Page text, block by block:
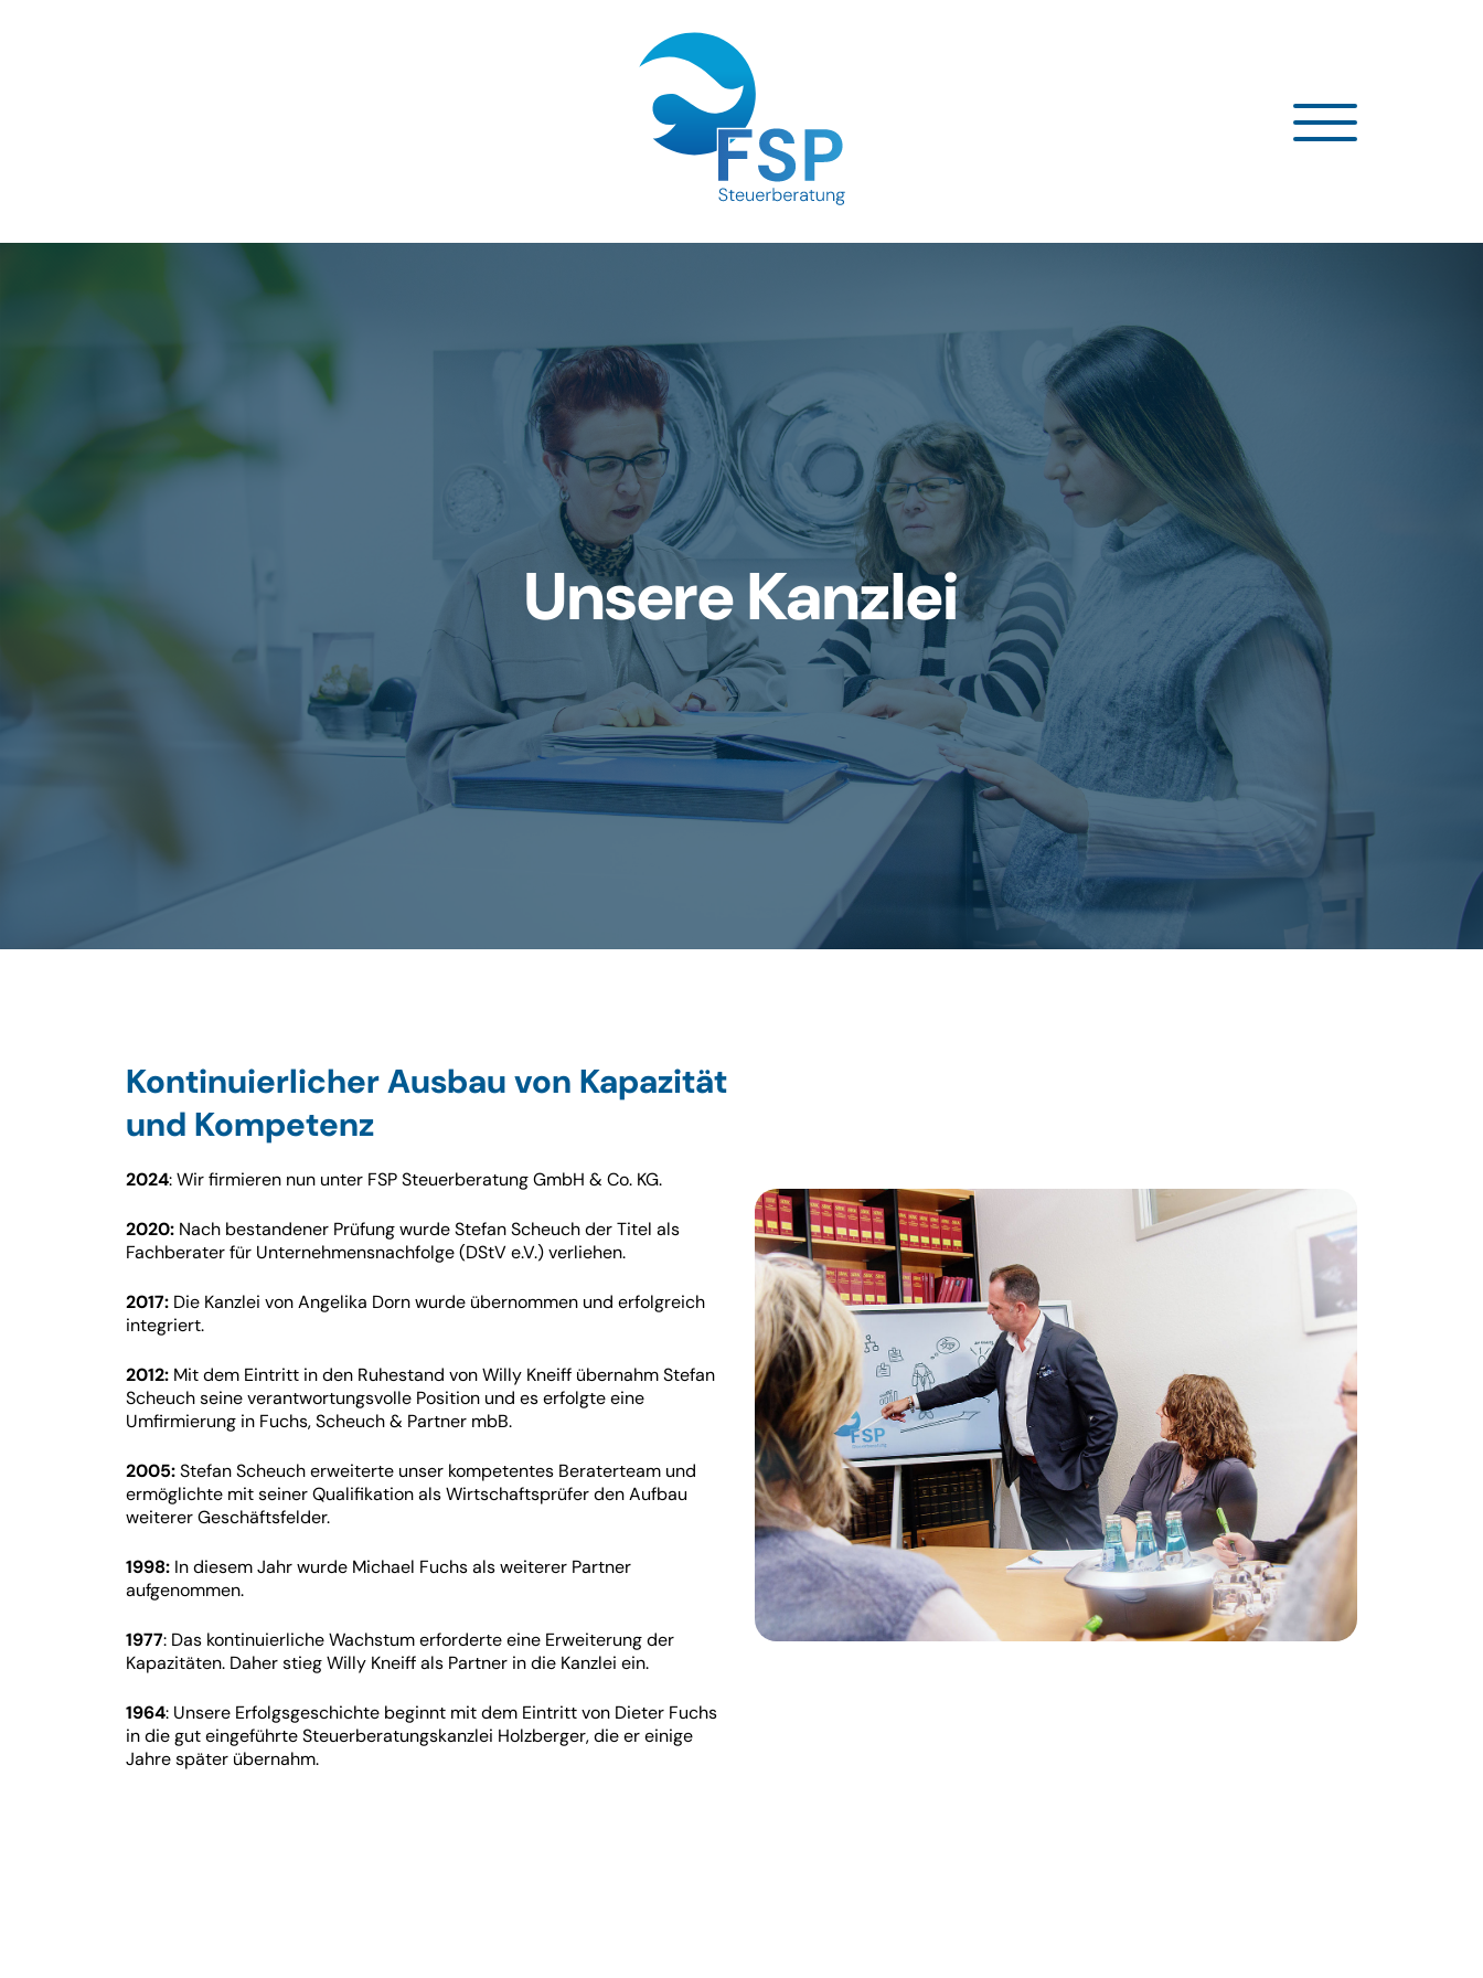
Unsere Kanzlei
Kontinuierlicher Ausbau von Kapazität
und Kompetenz
2024: Wir firmieren nun unter FSP Steuerberatung GmbH & Co. KG.
2020: Nach bestandener Prüfung wurde Stefan Scheuch der Titel als
Fachberater für Unternehmensnachfolge (DStV e.V.) verliehen.
2017: Die Kanzlei von Angelika Dorn wurde übernommen und erfolgreich
integriert.
2012: Mit dem Eintritt in den Ruhestand von Willy Kneiff übernahm Stefan
Scheuch seine verantwortungsvolle Position und es erfolgte eine
Umfirmierung in Fuchs, Scheuch & Partner mbB.
2005:Stefan Scheuch erweiterte unser kompetentes Beraterteam und
ermöglichte mit seiner Qualifikation als Wirtschaftsprüfer den Aufbau
weiterer Geschäftsfelder.
1998: In diesem Jahr wurde Michael Fuchs als weiterer Partner
aufgenommen.
1977: Das kontinuierliche Wachstum erforderte eine Erweiterung der
Kapazitäten. Daher stieg Willy Kneiff als Partner in die Kanzlei ein.
1964: Unsere Erfolgsgeschichte beginnt mit dem Eintritt von Dieter Fuchs
in die gut eingeführte Steuerberatungskanzlei Holzberger, die er einige
Jahre später übernahm.